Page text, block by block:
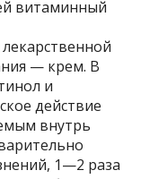
витаминный
— крем. В
и
действие
внутрь
1—2 раза